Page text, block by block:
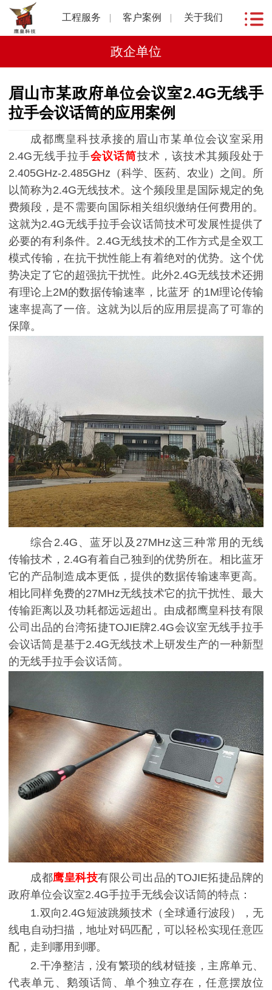
工程服务 客户案例 关于我们
政企单位
眉山市某政府单位会议室2.4G无线手
拉手会议话筒的应用案例
成都鹰皇科技承接的眉山市某单位会议室采用
2.4G无线手拉手会议话筒技术，该技术其频段处于
2.405GHz-2.485GHz（科学、医药、农业）之间。所
以简称为2.4G无线技术。这个频段里是国际规定的免
费频段，是不需要向国际相关组织缴纳任何费用的。
这就为2.4G无线手拉手会议话筒技术可发展性提供了
必要的有利条件。2.4G无线技术的工作方式是全双工
模式传输，在抗干扰性能上有着绝对的优势。这个优
势决定了它的超强抗干扰性。此外2.4G无线技术还拥
有理论上2M的数据传输速率，比蓝牙 的1M理论传输
速率提高了一倍。这就为以后的应用层提高了可靠的
保障。
综合2.4G、蓝牙以及27MHz这三种常用的无线
传输技术，2.4G有着自己独到的优势所在。相比蓝牙
它的产品制造成本更低，提供的数据传输速率更高。
相比同样免费的27MHz无线技术它的抗干扰性、最大
传输距离以及功耗都远远超出。由成都鹰皇科技有限
公司出品的台湾拓捷TOJIE牌2.4G会议室无线手拉手
会议话筒是基于2.4G无线技术上研发生产的一种新型
的无线手拉手会议话筒。
成都鹰皇科技有限公司出品的TOJIE拓捷品牌的
政府单位会议室2.4G手拉手无线会议话筒的特点：
1.双向2.4G短波跳频技术（全球通行波段），无
线电自动扫描，地址对码匹配，可以轻松实现任意匹
配，走到哪用到哪。
2.干净整洁，没有繁琐的线材链接，主席单元、
代表单元、鹅颈话筒、单个独立存在，任意摆放位